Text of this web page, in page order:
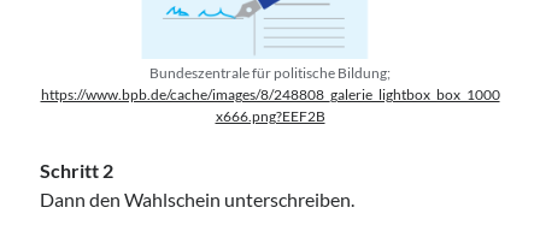
Bundeszentrale für politische Bildung;
https://www.bpb.de/cache/images/8/248808_galerie_lightbox_box_1000
x666.png?EEF2B
Schritt 2
Dann den Wahlschein unterschreiben.